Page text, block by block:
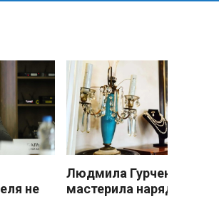
не
Людмила Гурченко
мастерила наряды из